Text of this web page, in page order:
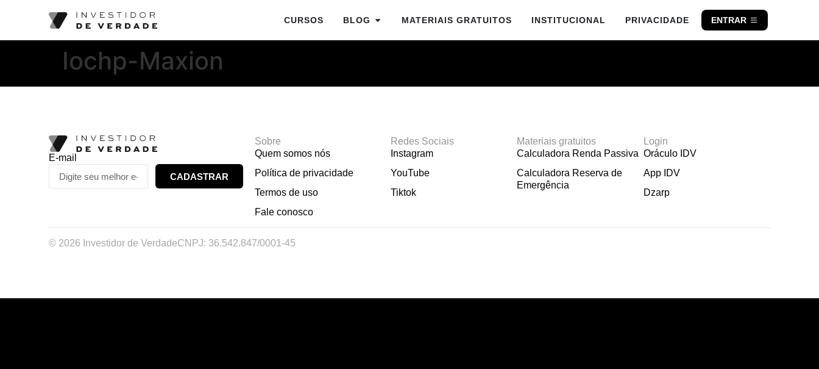
CURSOS BLOG MATERIAIS GRATUITOS INSTITUCIONAL PRIVACIDADE ENTRAR
Iochp-Maxion
E-mail
CADASTRAR
Sobre
Quem somos nós
Política de privacidade
Termos de uso
Fale conosco
Redes Sociais
Instagram
YouTube
Tiktok
Materiais gratuitos
Calculadora Renda Passiva
Calculadora Reserva de
Emergência
Login
Oráculo IDV
App IDV
Dzarp
© 2026 Investidor de VerdadeCNPJ: 36.542.847/0001-45